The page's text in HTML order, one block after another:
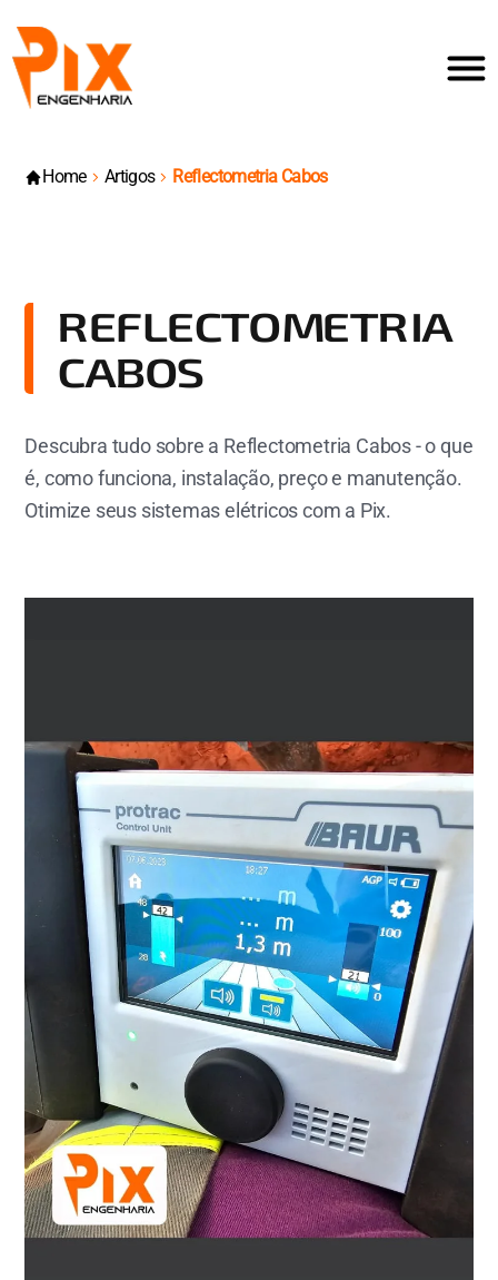
Home Artigos Reflectometria Cabos
REFLECTOMETRIA
CABOS
Descubra tudo sobre a Reflectometria Cabos - o que
é, como funciona, instalação, preço e manutenção.
Otimize seus sistemas elétricos com a Pix.